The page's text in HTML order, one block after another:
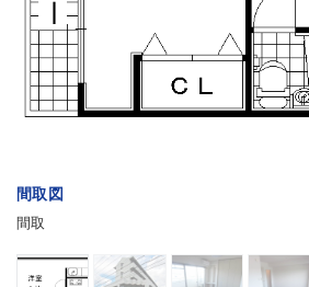
間取図
間取